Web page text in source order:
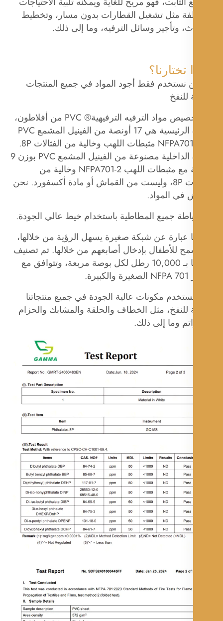
مثل تشغيل القطارات بدون مسار، وتخطيط
وتأجير وسائل الترفيه، وما إلى ذلك.
تختارنا؟
نستخدم فقط أجود المواد في جميع المنتجات
يتم تخصيص مواد الترفيه الترفيهية® PVC من أفلاطون،
المادة الرئيسية هي 17 أونصة من الفينيل المشمع PVC
مع NFPA701-2 مثبطات اللهب وخالية من الفثالات 8P.
المادة الداخلية مصنوعة من الفينيل المشمع PVC بوزن 9
أونصة مع مثبطات اللهب NFPA701-2 وخالية من
الفثالات 8P، وليست من القماش أو مادة أكسفورد. نحن
في المواد.
جميع المطاطية باستخدام خيط عالي الجودة.
عبارة عن شبكة صغيرة يسهل الرؤية من خلالها،
للأطفال بإدخال أصابعهم من خلالها. تم تصنيف
شبكتنا بـ 10,000 رطل لكل بوصة مربعة، وتتوافق مع
مكونات عالية الجودة في جميع منتجاتنا
للنفخ، مثل الخطاف والحلقة والمشابك والحزام
وما إلى ذلك.